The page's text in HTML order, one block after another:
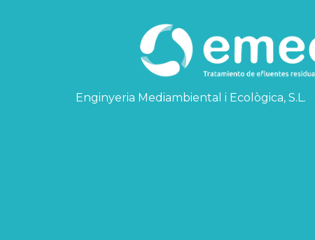
Enginyeria Mediambiental i Ecològica, S.L.